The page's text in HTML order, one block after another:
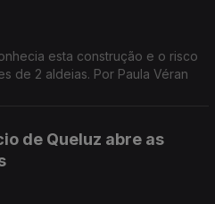
esta construção e o risco
de 2 aldeias. Por Paula Véran
de Queluz abre as